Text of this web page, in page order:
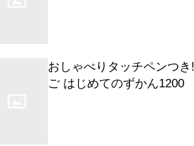
おしゃべりタッチペンつ
ご はじめてのずかん1200